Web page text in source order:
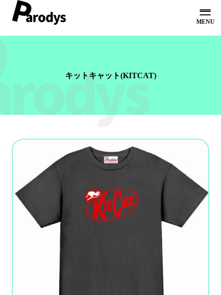
キットキャット(KITCAT)